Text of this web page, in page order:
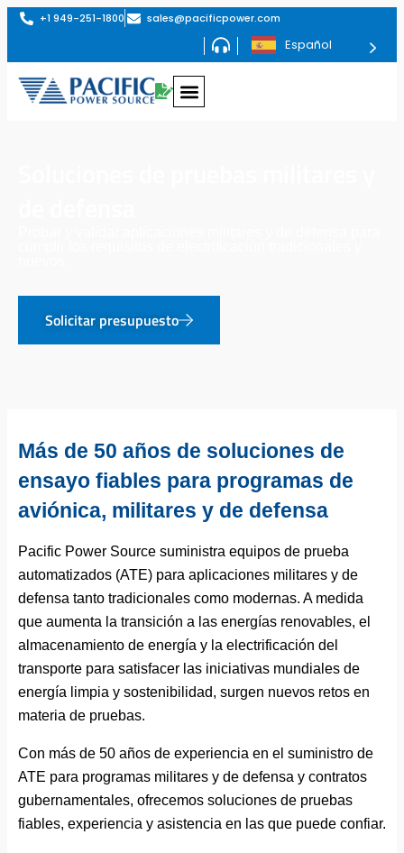
+1 949-251-1800 sales@pacificpower.com
Español
Solicitar presupuesto
Más de 50 años de soluciones de
ensayo fiables para programas de
aviónica, militares y de defensa
Pacific Power Source suministra equipos de prueba
automatizados (ATE) para aplicaciones militares y de
defensa tanto tradicionales como modernas. A medida
que aumenta la transición a las energías renovables, el
almacenamiento de energía y la electrificación del
transporte para satisfacer las iniciativas mundiales de
energía limpia y sostenibilidad, surgen nuevos retos en
materia de pruebas.
Con más de 50 años de experiencia en el suministro de
ATE para programas militares y de defensa y contratos
gubernamentales, ofrecemos soluciones de pruebas
fiables, experiencia y asistencia en las que puede confiar.